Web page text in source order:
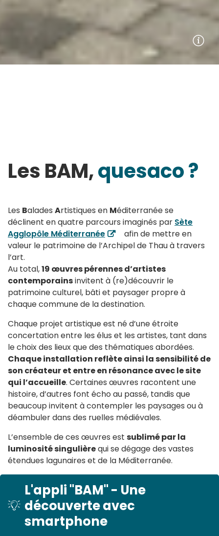
Les BAM,quesaco ?
Les Balades Artistiques en Méditerranée se
déclinent en quatre parcours imaginés par Sète
Agglopôle Méditerranée
afin de mettre en
valeur le patrimoine de l’Archipel de Thau à travers
l’art.
Au total,19 œuvres pérennes d’artistes
contemporainsinvitent à (re)découvrir le
patrimoine culturel, bâti et paysager propre à
chaque commune de la destination.
Chaque projet artistique est né d’une étroite
concertation entre les élus et les artistes, tant dans
le choix des lieux que des thématiques abordées.
Chaque installation reflète ainsi la sensibilité de
son créateur et entre en résonance avec le site
qui l’accueille. Certaines œuvres racontent une
histoire, d’autres font écho au passé, tandis que
beaucoup invitent à contempler les paysages ou à
déambuler dans des ruelles médiévales.
L’ensemble de ces œuvres est sublimé par la
luminosité singulièrequi se dégage des vastes
étendues lagunaires et de la Méditerranée.
L'appli "BAM" - Une
découverte avec
smartphone